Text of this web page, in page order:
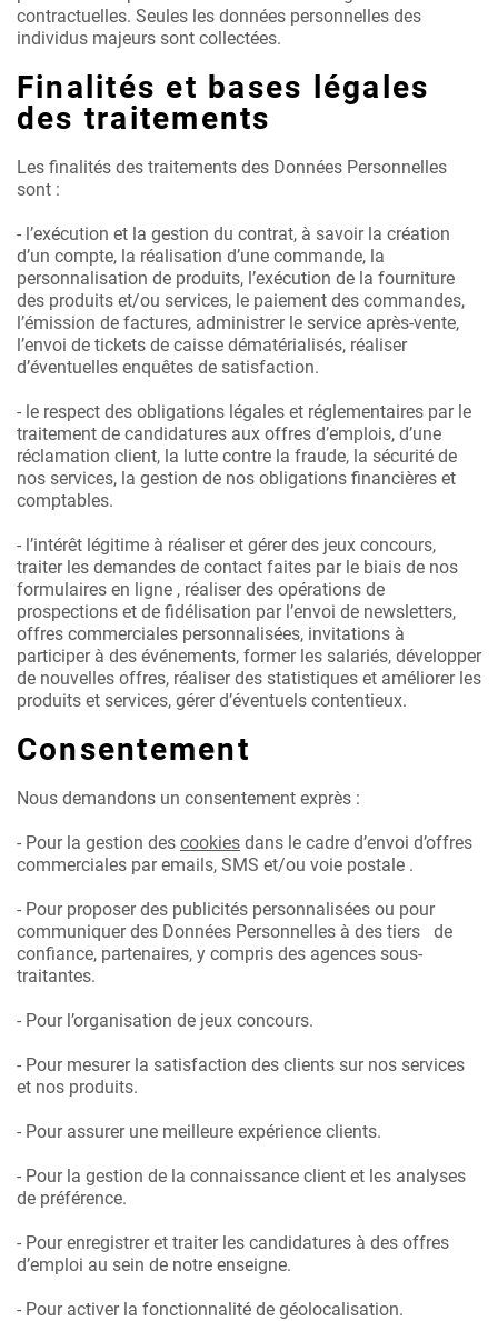
contractuelles. Seules les données personnelles des
individus majeurs sont collectées.
Finalités et bases légales
des traitements
Les finalités des traitements des Données Personnelles
sont :
- l’exécution et la gestion du contrat, à savoir la création
d’un compte, la réalisation d’une commande, la
personnalisation de produits, l’exécution de la fourniture
des produits et/ou services, le paiement des commandes,
l’émission de factures, administrer le service après-vente,
l’envoi de tickets de caisse dématérialisés, réaliser
d’éventuelles enquêtes de satisfaction.
- le respect des obligations légales et réglementaires par le
traitement de candidatures aux offres d’emplois, d’une
réclamation client, la lutte contre la fraude, la sécurité de
nos services, la gestion de nos obligations financières et
comptables.
- l’intérêt légitime à réaliser et gérer des jeux concours,
traiter les demandes de contact faites par le biais de nos
formulaires en ligne , réaliser des opérations de
prospections et de fidélisation par l’envoi de newsletters,
offres commerciales personnalisées, invitations à
participer à des événements, former les salariés, développer
de nouvelles offres, réaliser des statistiques et améliorer les
produits et services, gérer d’éventuels contentieux.
Consentement
Nous demandons un consentement exprès :
- Pour la gestion des cookies dans le cadre d’envoi d’offres
commerciales par emails, SMS et/ou voie postale .
- Pour proposer des publicités personnalisées ou pour
communiquer des Données Personnelles à des tiers de
confiance, partenaires, y compris des agences sous-
traitantes.
- Pour l’organisation de jeux concours.
- Pour mesurer la satisfaction des clients sur nos services
et nos produits.
- Pour assurer une meilleure expérience clients.
- Pour la gestion de la connaissance client et les analyses
de préférence.
- Pour enregistrer et traiter les candidatures à des offres
d’emploi au sein de notre enseigne.
- Pour activer la fonctionnalité de géolocalisation.